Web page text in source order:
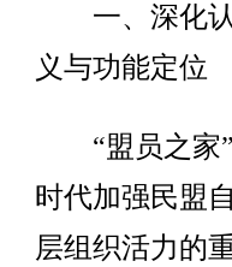
一、深化认
义与功能定位
“盟员之家”
时代加强民盟
层组织活力的